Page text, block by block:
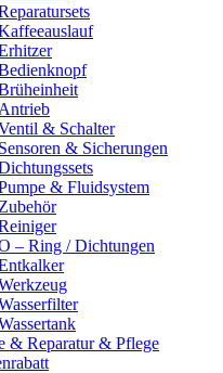
Antrieb
& Schalter
Sensoren & Sicherungen
& Fluidsystem
Zubehör
– Ring / Dichtungen
& Reparatur & Pflege